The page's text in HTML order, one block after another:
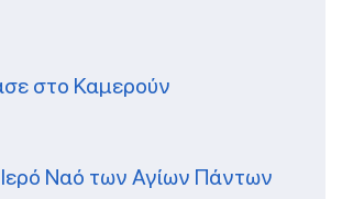
στο Καμερούν
Ναό των Αγίων Πάντων